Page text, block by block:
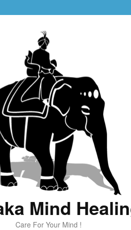
Mind
Care For Your Mind !